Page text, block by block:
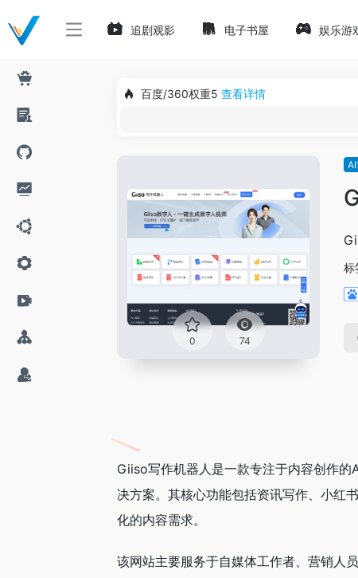
追剧观影 电子书屋 娱乐游
百度/360权重5 查看详情
0 74
标
Giiso写作机器人是一款专注于内容创作
决方案。其核心功能包括资讯写作、小红
化的内容需求。
该网站主要服务于自媒体工作者、营销人